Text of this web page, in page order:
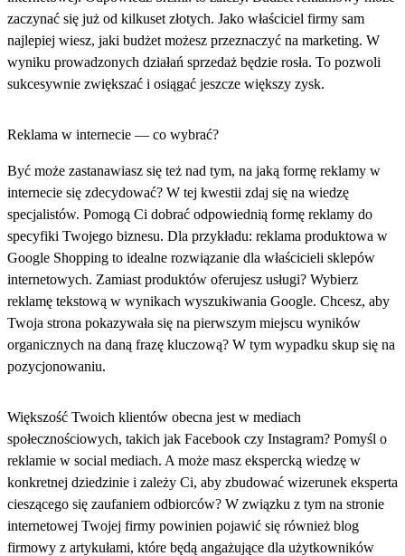
zaczynać się już od kilkuset złotych. Jako właściciel firmy sam
najlepiej wiesz, jaki budżet możesz przeznaczyć na marketing. W
wyniku prowadzonych działań sprzedaż będzie rosła. To pozwoli
sukcesywnie zwiększać i osiągać jeszcze większy zysk.
Reklama w internecie — co wybrać?
Być może zastanawiasz się też nad tym, na jaką formę reklamy w
internecie się zdecydować? W tej kwestii zdaj się na wiedzę
specjalistów. Pomogą Ci dobrać odpowiednią formę reklamy do
specyfiki Twojego biznesu. Dla przykładu: reklama produktowa w
Google Shopping to idealne rozwiązanie dla właścicieli sklepów
internetowych. Zamiast produktów oferujesz usługi? Wybierz
reklamę tekstową w wynikach wyszukiwania Google. Chcesz, aby
Twoja strona pokazywała się na pierwszym miejscu wyników
organicznych na daną frazę kluczową? W tym wypadku skup się na
pozycjonowaniu.
Większość Twoich klientów obecna jest w mediach
społecznościowych, takich jak Facebook czy Instagram? Pomyśl o
reklamie w social mediach. A może masz ekspercką wiedzę w
konkretnej dziedzinie i zależy Ci, aby zbudować wizerunek eksperta
cieszącego się zaufaniem odbiorców? W związku z tym na stronie
internetowej Twojej firmy powinien pojawić się również blog
firmowy z artykułami, które będą angażujące dla użytkowników